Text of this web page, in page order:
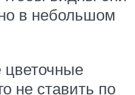
в небольшом
цветочные
не ставить по